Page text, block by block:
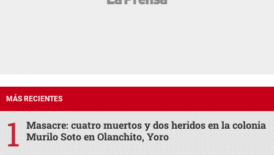
MÁS RECIENTES
Masacre: cuatro muertos y dos heridos en la colonia
Murilo Soto en Olanchito, Yoro